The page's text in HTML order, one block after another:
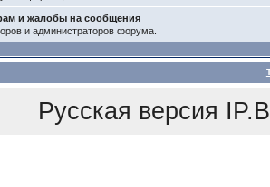
и жалобы на сообщения
и администраторов форума.
Русская версия